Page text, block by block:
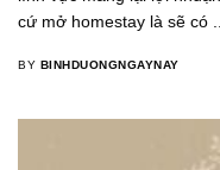
cứ mở homestay là sẽ có ...
BY BINHDUONGNGAYNAY